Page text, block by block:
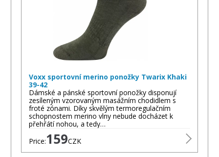
Voxx sportovní merino ponožky Twarix Khaki
39-42
Dámské a pánské sportovní ponožky disponují
zesíleným vzorovaným masážním chodidlem s
froté zónami. Díky skvělým termoregulačním
schopnostem merino vlny nebude docházet k
přehřátí nohou, a tedy…
Price:159CZK